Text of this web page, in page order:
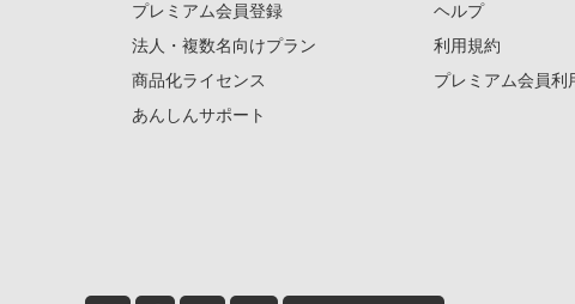
プレミアム会員登録
法人・複数名向けプラン
商品化ライセンス
あんしんサポート
ヘルプ
利用規約
プレミアム会員利